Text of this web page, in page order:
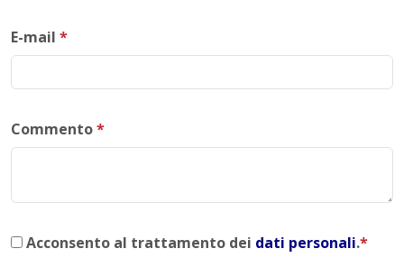
E-mail *
Commento*
Acconsento al trattamento dei dati personali.*